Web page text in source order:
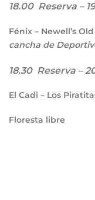
18.00 Reserva –
Fénix – Newell’s
cancha de
18.30 Reserva –
El Cadi – Los
Floresta libre